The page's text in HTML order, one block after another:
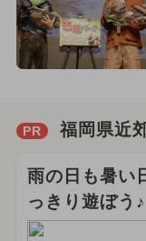
PR 福岡県近
雨の日も暑い
っきり遊ぼう♪